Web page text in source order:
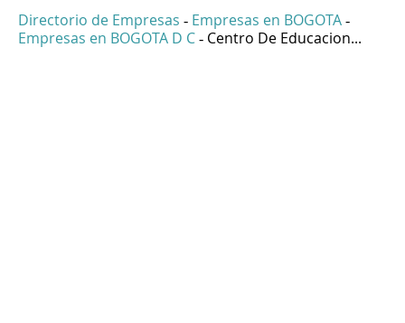
Directorio de Empresas - Empresas en BOGOTA -
Empresas en BOGOTA D C - Centro De Educacion...